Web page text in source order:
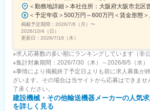
掲載予定期間： 2026/7/6（月） 〜
2026/10/4（日）
更新日： 2026/7/16（木）
※求人応募数の多い順にランキングしています（非
※集計対象期間：2026/7/30（木）～2026/8/5（水）
※事情により掲載終了予定日よりも前に求人募集が
ざいます。その場合は当サイトから応募はできま
了承ください。
建設機械・その他輸送機器メーカーの人気
を詳しく見る